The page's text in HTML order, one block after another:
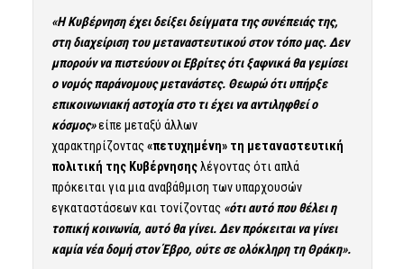
«Η Κυβέρνηση έχει δείξει δείγματα της συνέπειάς της,
στη διαχείριση του μεταναστευτικού στον τόπο μας. Δεν
μπορούν να πιστεύουν οι Εβρίτες ότι ξαφνικά θα γεμίσει
ο νομός παράνομους μετανάστες. Θεωρώ ότι υπήρξε
επικοινωνιακή αστοχία στο τι έχει να αντιληφθεί ο
κόσμος»είπε μεταξύ άλλων
χαρακτηρίζοντας«πετυχημένη» τη μεταναστευτική
πολιτική της Κυβέρνησηςλέγοντας ότι απλά
πρόκειται για μια αναβάθμιση των υπαρχουσών
εγκαταστάσεων και τονίζοντας «ότι αυτό που θέλει η
τοπική κοινωνία, αυτό θα γίνει. Δεν πρόκειται να γίνει
καμία νέα δομή στον Έβρο, ούτε σε ολόκληρη τη Θράκη».